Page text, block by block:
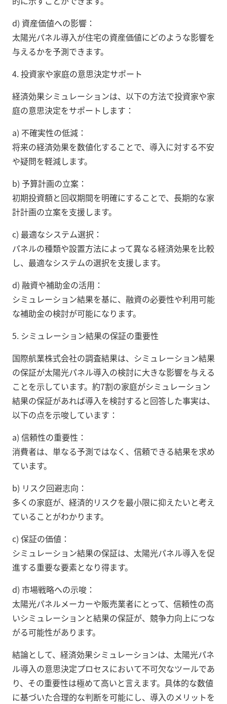
d) 資産価値への影響：
太陽光パネル導入が住宅の資産価値にどのような影響を
与えるかを予測できます。
4. 投資家や家庭の意思決定サポート
経済効果シミュレーションは、以下の方法で投資家や家
庭の意思決定をサポートします：
a) 不確実性の低減：
将来の経済効果を数値化することで、導入に対する不安
や疑問を軽減します。
b) 予算計画の立案：
初期投資額と回収期間を明確にすることで、長期的な家
計計画の立案を支援します。
c) 最適なシステム選択：
パネルの種類や設置方法によって異なる経済効果を比較
し、最適なシステムの選択を支援します。
d) 融資や補助金の活用：
シミュレーション結果を基に、融資の必要性や利用可能
な補助金の検討が可能になります。
5. シミュレーション結果の保証の重要性
国際航業株式会社の調査結果は、シミュレーション結果
の保証が太陽光パネル導入の検討に大きな影響を与える
ことを示しています。約7割の家庭がシミュレーション
結果の保証があれば導入を検討すると回答した事実は、
以下の点を示唆しています：
a) 信頼性の重要性：
消費者は、単なる予測ではなく、信頼できる結果を求め
ています。
b) リスク回避志向：
多くの家庭が、経済的リスクを最小限に抑えたいと考え
ていることがわかります。
c) 保証の価値：
シミュレーション結果の保証は、太陽光パネル導入を促
進する重要な要素となり得ます。
d) 市場戦略への示唆：
太陽光パネルメーカーや販売業者にとって、信頼性の高
いシミュレーションと結果の保証が、競争力向上につな
がる可能性があります。
結論として、経済効果シミュレーションは、太陽光パネ
ル導入の意思決定プロセスにおいて不可欠なツールであ
り、その重要性は極めて高いと言えます。具体的な数値
に基づいた合理的な判断を可能にし、導入のメリットを